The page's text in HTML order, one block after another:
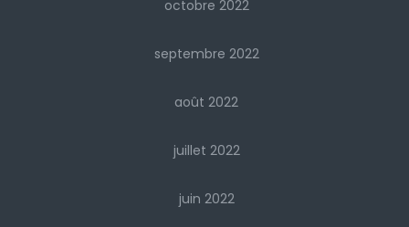
octobre 2022
septembre 2022
août 2022
juillet 2022
juin 2022